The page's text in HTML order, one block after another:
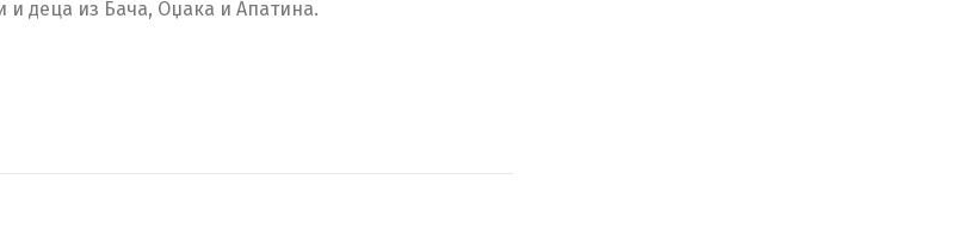
и деца из Бача, Оџака и Апатина.